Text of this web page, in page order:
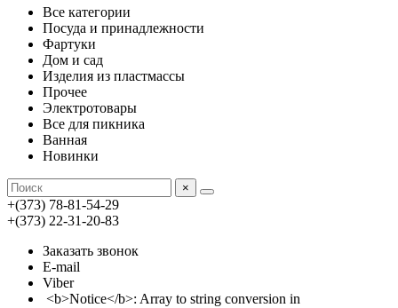
Все категории
Посуда и принадлежности
Фартуки
Дом и сад
Изделия из пластмассы
Прочее
Электротовары
Все для пикника
Ванная
Новинки
×
+(373) 78-81-54-29
+(373) 22-31-20-83
Заказать звонок
E-mail
Viber
<b>Notice</b>: Array to string conversion in